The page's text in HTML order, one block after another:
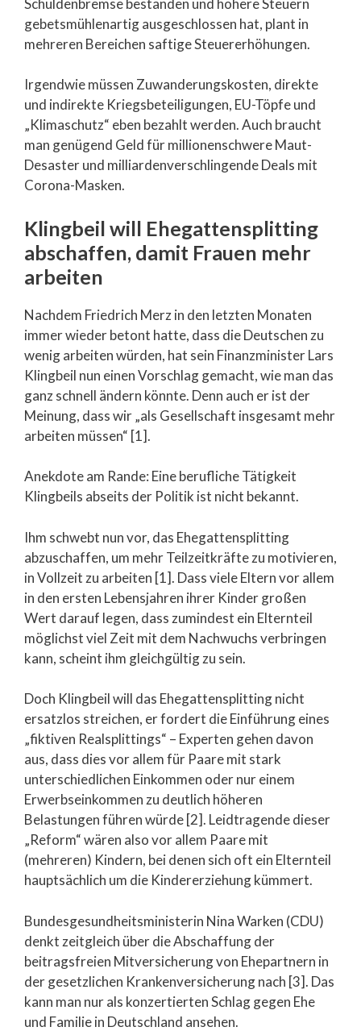
gebetsmühlenartig ausgeschlossen hat, plant in
mehreren Bereichen saftige Steuererhöhungen.
Irgendwie müssen Zuwanderungskosten, direkte
und indirekte Kriegsbeteiligungen, EU-Töpfe und
„Klimaschutz“ eben bezahlt werden. Auch braucht
man genügend Geld für millionenschwere Maut-
Desaster und milliardenverschlingende Deals mit
Corona-Masken.
Klingbeil will Ehegattensplitting
abschaffen, damit Frauen mehr
arbeiten
Nachdem Friedrich Merz in den letzten Monaten
immer wieder betont hatte, dass die Deutschen zu
wenig arbeiten würden, hat sein Finanzminister Lars
Klingbeil nun einen Vorschlag gemacht, wie man das
ganz schnell ändern könnte. Denn auch er ist der
Meinung, dass wir „als Gesellschaft insgesamt mehr
arbeiten müssen“ [1].
Anekdote am Rande: Eine berufliche Tätigkeit
Klingbeils abseits der Politik ist nicht bekannt.
Ihm schwebt nun vor, das Ehegattensplitting
abzuschaffen, um mehr Teilzeitkräfte zu motivieren,
in Vollzeit zu arbeiten [1]. Dass viele Eltern vor allem
in den ersten Lebensjahren ihrer Kinder großen
Wert darauf legen, dass zumindest ein Elternteil
möglichst viel Zeit mit dem Nachwuchs verbringen
kann, scheint ihm gleichgültig zu sein.
Doch Klingbeil will das Ehegattensplitting nicht
ersatzlos streichen, er fordert die Einführung eines
„fiktiven Realsplittings“ – Experten gehen davon
aus, dass dies vor allem für Paare mit stark
unterschiedlichen Einkommen oder nur einem
Erwerbseinkommen zu deutlich höheren
Belastungen führen würde [2]. Leidtragende dieser
„Reform“ wären also vor allem Paare mit
(mehreren) Kindern, bei denen sich oft ein Elternteil
hauptsächlich um die Kindererziehung kümmert.
Bundesgesundheitsministerin Nina Warken (CDU)
denkt zeitgleich über die Abschaffung der
beitragsfreien Mitversicherung von Ehepartnern in
der gesetzlichen Krankenversicherung nach [3]. Das
kann man nur als konzertierten Schlag gegen Ehe
und Familie in Deutschland ansehen.